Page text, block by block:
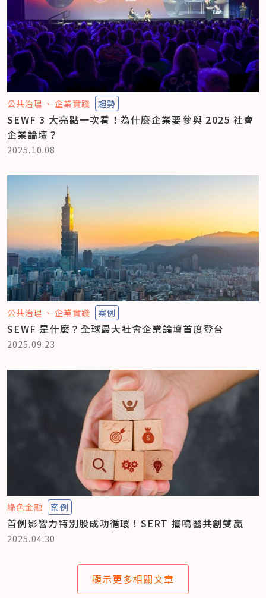
公共治理 企業實踐 趨勢
SEWF 3 大亮點一次看！為什麼企業要參與 2025 社會
企業論壇？
2025.10.08
公共治理 企業實踐 案例
SEWF 是什麼？全球最大社會企業論壇首度登台
2025.09.23
綠色金融 案例
首例影響力特別股成功循環！SERT 攜鳴醫共創雙贏
2025.04.30
顯示更多相關文章